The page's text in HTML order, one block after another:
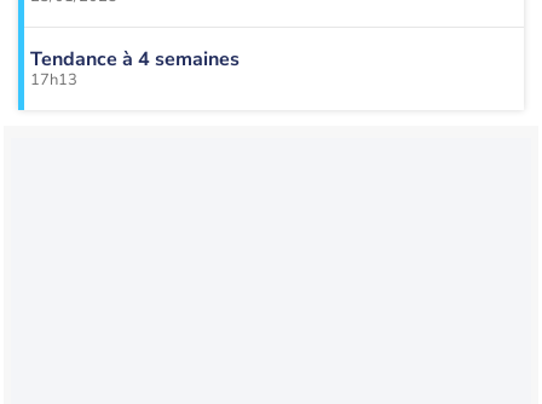
Tendance à 4 semaines
17h13